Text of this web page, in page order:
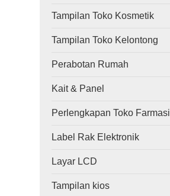
Tampilan Toko Kosmetik
Tampilan Toko Kelontong
Perabotan Rumah
Kait & Panel
Perlengkapan Toko Farmasi
Label Rak Elektronik
Layar LCD
Tampilan kios